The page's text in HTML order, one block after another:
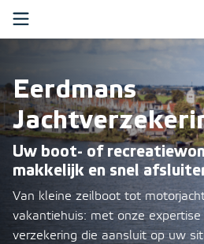
Ga verder naar content
Recreatiewoning
Over ons
Klantenservice
Mijn Eerdmans
Eerdmans
Uw boot- of
makkelijk en snel
Van kleine zeilboot tot
vakantiehuis: met onze
verzekering die aansluit op uw